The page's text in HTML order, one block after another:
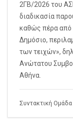
2ΓΒ/2026 του
διαδικασία
καθώς πέρα από
Δημόσιο,
των τειχών»,
Ανώτατου
Αθήνα.
Συντακτική